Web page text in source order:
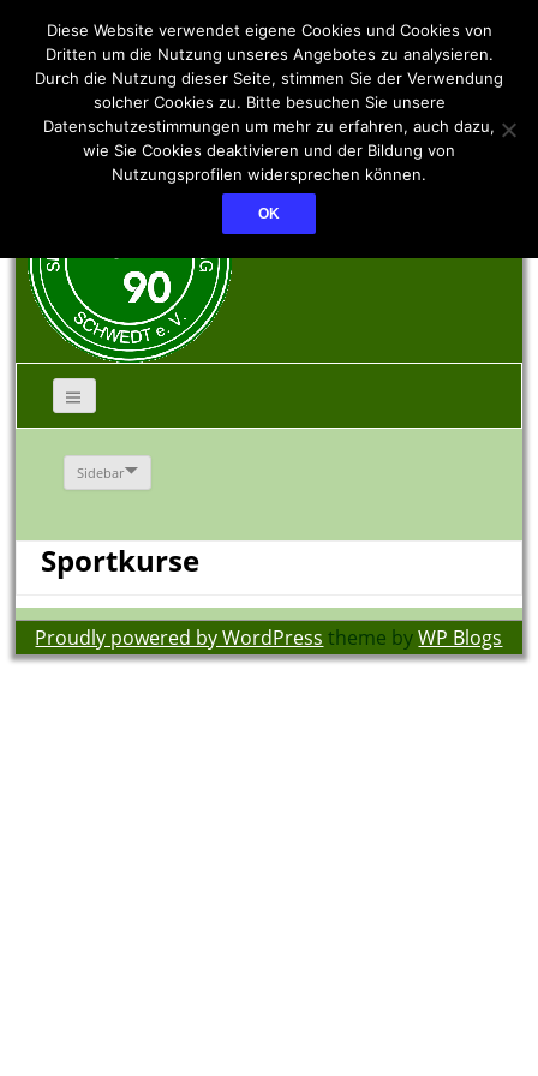
SSV PCK 90 Schwedt
e.V.
Sidebar
Sportkurse
Proudly powered by WordPress theme byWP Blogs
Diese Website verwendet eigene Cookies und Cookies von
Dritten um die Nutzung unseres Angebotes zu analysieren.
Durch die Nutzung dieser Seite, stimmen Sie der Verwendung
solcher Cookies zu. Bitte besuchen Sie unsere
Datenschutzestimmungen um mehr zu erfahren, auch dazu,
wie Sie Cookies deaktivieren und der Bildung von
Nutzungsprofilen widersprechen können.
OK